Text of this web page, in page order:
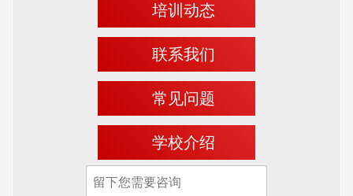
培训动态
联系我们
常见问题
学校介绍